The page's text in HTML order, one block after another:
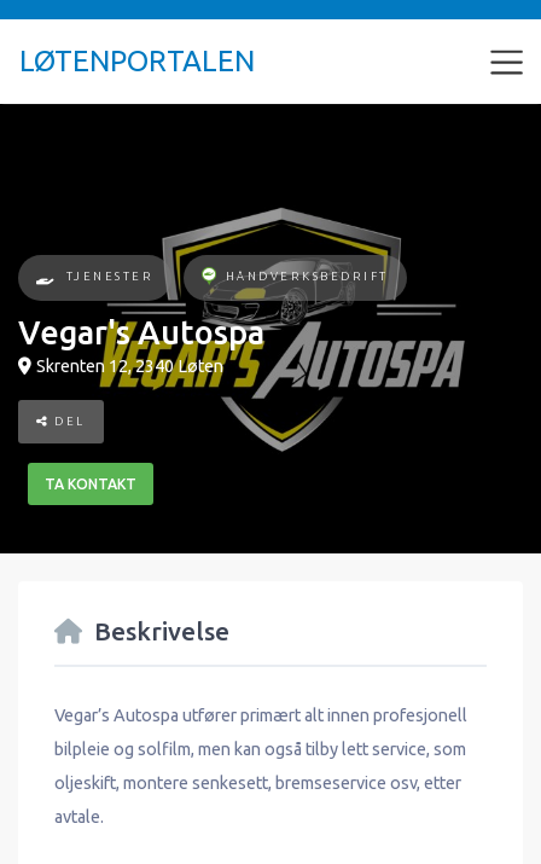
LØTENPORTALEN
TJENESTER HÅNDVERKSBEDRIFT
Vegar's Autospa
Skrenten 12,2340 Løten
DEL
TA KONTAKT
Beskrivelse
Vegar’s Autospa utfører primært alt innen profesjonell
bilpleie og solfilm, men kan også tilby lett service, som
oljeskift, montere senkesett, bremseservice osv, etter
avtale.